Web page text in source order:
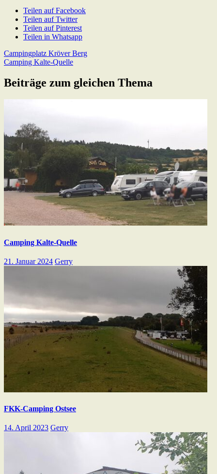
Teilen auf Facebook
Teilen auf Twitter
Teilen auf Pinterest
Teilen in Whatsapp
Beitragsnavigation
Previous
Post:
Campingplatz Kröver Berg
Next
Camping Kalte-Quelle
Beiträge zum gleichen Thema
Camping Kalte-Quelle
21. Januar 2024 Gerry
FKK-Camping Ostsee
14. April 2023 Gerry